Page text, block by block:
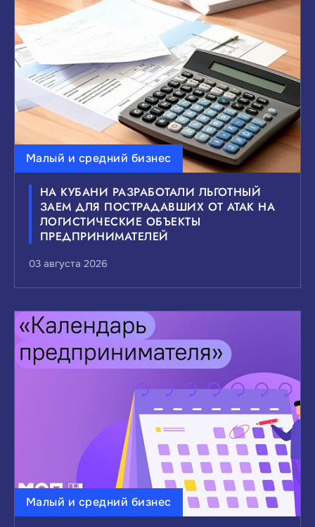
Малый и средний бизнес
НА КУБАНИ РАЗРАБОТАЛИ ЛЬГОТНЫЙ
ЗАЕМ ДЛЯ ПОСТРАДАВШИХ ОТ АТАК НА
ЛОГИСТИЧЕСКИЕ ОБЪЕКТЫ
ПРЕДПРИНИМАТЕЛЕЙ
03 августа 2026
Малый и средний бизнес